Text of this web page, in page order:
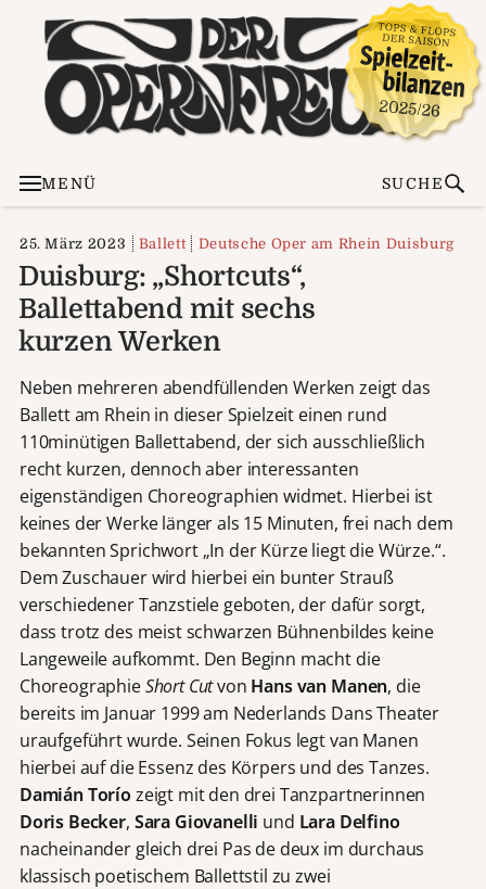
MENÜ SUCHE
25. März 2023 Ballett Deutsche Oper am Rhein Duisburg
Duisburg: „Shortcuts“,
Ballettabend mit sechs
kurzen Werken
Neben mehreren abendfüllenden Werken zeigt das
Ballett am Rhein in dieser Spielzeit einen rund
110minütigen Ballettabend, der sich ausschließlich
recht kurzen, dennoch aber interessanten
eigenständigen Choreographien widmet. Hierbei ist
keines der Werke länger als 15 Minuten, frei nach dem
bekannten Sprichwort „In der Kürze liegt die Würze.“.
Dem Zuschauer wird hierbei ein bunter Strauß
verschiedener Tanzstiele geboten, der dafür sorgt,
dass trotz des meist schwarzen Bühnenbildes keine
Langeweile aufkommt. Den Beginn macht die
ChoreographieShort Cutvon Hans van Manen, die
bereits im Januar 1999 am Nederlands Dans Theater
uraufgeführt wurde. Seinen Fokus legt van Manen
hierbei auf die Essenz des Körpers und des Tanzes.
Damián Torío zeigt mit den drei Tanzpartnerinnen
Doris Becker, Sara Giovanelli und Lara Delfino
nacheinander gleich drei Pas de deux im durchaus
klassisch poetischem Ballettstil zu zwei